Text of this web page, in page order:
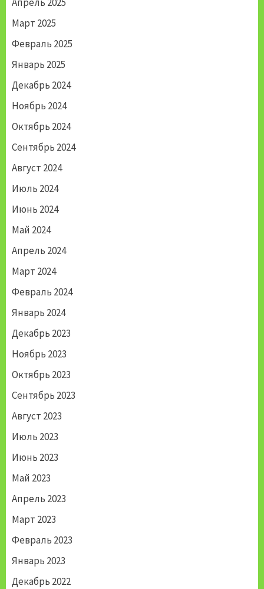
Март 2025
Февраль 2025
Январь 2025
Декабрь 2024
Ноябрь 2024
Октябрь 2024
Сентябрь 2024
Август 2024
Июль 2024
Июнь 2024
Май 2024
Апрель 2024
Март 2024
Февраль 2024
Январь 2024
Декабрь 2023
Ноябрь 2023
Октябрь 2023
Сентябрь 2023
Август 2023
Июль 2023
Июнь 2023
Май 2023
Апрель 2023
Март 2023
Февраль 2023
Январь 2023
Декабрь 2022